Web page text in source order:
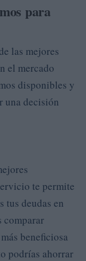
para
las mejores
el mercado
disponibles y
una decisión
te permite
tus deudas en
comparar
beneficiosa
podrías ahorrar